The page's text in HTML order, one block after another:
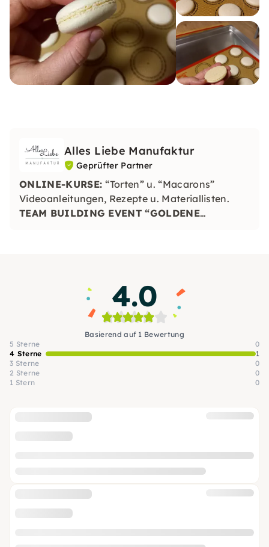
Alles Liebe Manufaktur
Geprüfter Partner
ONLINE-KURSE:“Torten” u. “Macarons”
Videoanleitungen, Rezepte u. Materiallisten.
TEAM BUILDING EVENT “GOLDENE
4.0
Basierend auf 1 Bewertung
5 Sterne
0
4 Sterne
1
3 Sterne
0
2 Sterne
0
1 Stern
0